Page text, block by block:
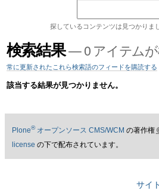
ゲ
ー
ョ
ン
探しているコンテンツは見つかりま
検索結果—0 アイテム
常に更新されたこれら検索語のフィードを購読する
該当する結果が見つかりません。
Plone®オープンソース CMS/WCM の著作権
license の下で配布されています。
サイ